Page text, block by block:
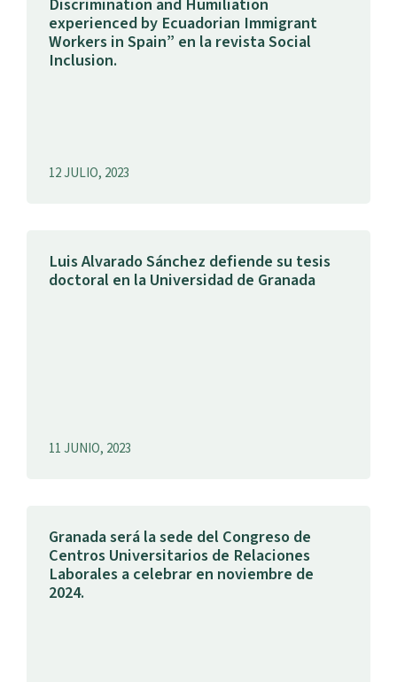
experienced by Ecuadorian Immigrant
Workers in Spain” en la revista Social
Inclusion.
12 JULIO, 2023
Luis Alvarado Sánchez defiende su tesis
doctoral en la Universidad de Granada
11 JUNIO, 2023
Granada será la sede del Congreso de
Centros Universitarios de Relaciones
Laborales a celebrar en noviembre de
2024.